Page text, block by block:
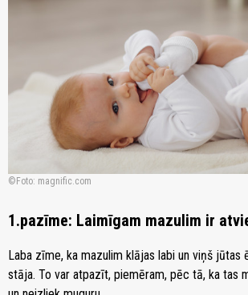
Foto: magnific.com
1.pazīme: Laimīgam mazulim ir
Laba zīme, ka mazulim klājas labi un viņš jūtas
stāja. To var atpazīt, piemēram, pēc tā, ka tas